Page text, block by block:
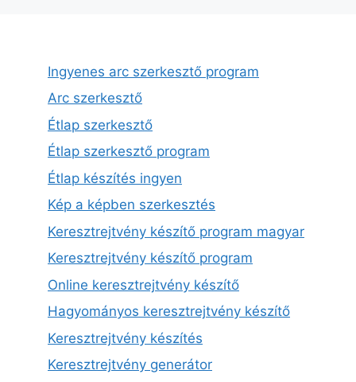
Ingyenes arc szerkesztő program
Arc szerkesztő
Étlap szerkesztő
Étlap szerkesztő program
Étlap készítés ingyen
Kép a képben szerkesztés
Keresztrejtvény készítő program magyar
Keresztrejtvény készítő program
Online keresztrejtvény készítő
Hagyományos keresztrejtvény készítő
Keresztrejtvény készítés
Keresztrejtvény generátor